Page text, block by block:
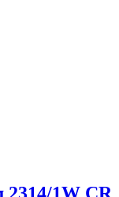
2314/1W CR